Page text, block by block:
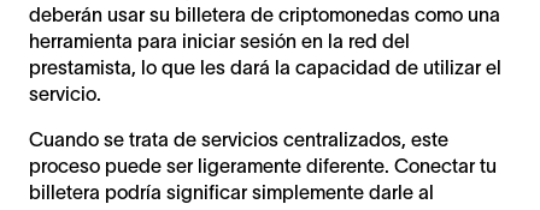
deberán usar su billetera de criptomonedas como una
herramienta para iniciar sesión en la red del
prestamista, lo que les dará la capacidad de utilizar el
servicio.
Cuando se trata de servicios centralizados, este
proceso puede ser ligeramente diferente. Conectar tu
billetera podría significar simplemente darle al